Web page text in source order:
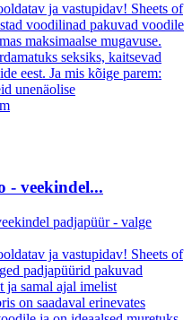
ja vastupidav! Sheets of
voodilinad pakuvad voodile
maksimaalse mugavuse.
seksiks, kaitsevad
eest. Ja mis kõige parem:
unenäolise
- veekindel...
ja vastupidav! Sheets of
padjapüürid pakuvad
ja samal ajal imelist
on saadaval erinevates